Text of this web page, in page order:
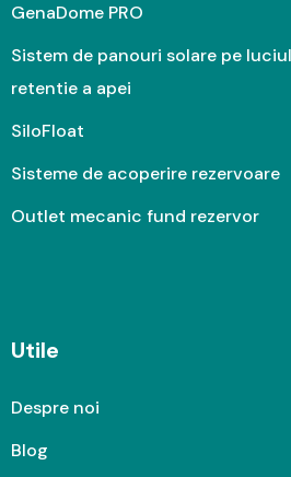
GenaDome PRO
Sistem de panouri solare pe
retentie a apei
SiloFloat
Sisteme de acoperire rezervoare
Outlet mecanic fund rezervor
Utile
Despre noi
Blog